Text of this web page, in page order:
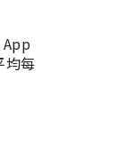
均每